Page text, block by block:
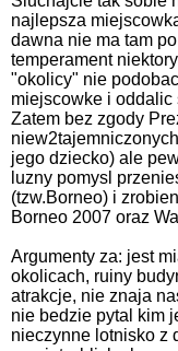
najlepsza
dawna nie ma tam
temperament
"okolicy" nie
miejscowke i
Zatem bez zgody
jego dziecko) ale
luzny pomysl
(tzw.Borneo) i
Borneo 2007 oraz
Argumenty za: jest
okolicach, ruiny
atrakcje, nie znaja
nie bedzie pytal kim
nieczynne lotnisko z